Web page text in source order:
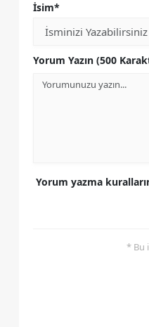
İsim*
Yorum Yazın (500
Yorum yazma
* Bu